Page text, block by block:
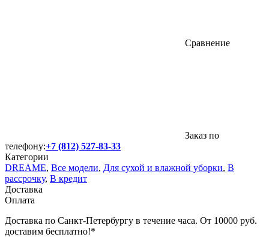
Сравнение
Заказ по
телефону:+7 (812) 527-83-33
Категории
DREAME, Все модели, Для сухой и влажной уборки, В
рассрочку, В кредит
Доставка
Оплата
Доставка по Санкт-Петербургу в течение часа. От 10000 руб.
доставим бесплатно!*